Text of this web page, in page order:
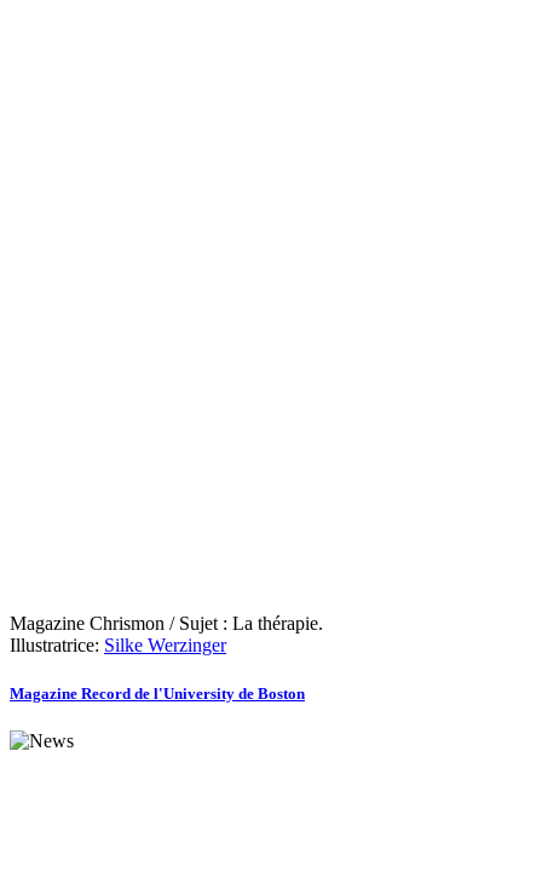
Magazine Chrismon / Sujet : La thérapie.
Illustratrice: Silke Werzinger
Magazine Record de l'University de Boston